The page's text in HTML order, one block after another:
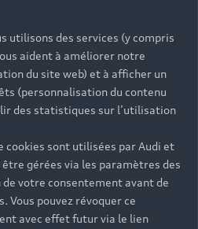
sur l’homologation
savoir plus
utilisons des services (y compris
aident à améliorer notre
du site web) et à afficher un
(personnalisation du contenu
des statistiques sur l’utilisation
cookies sont utilisées par Audi et
gérées via les paramètres des
de votre consentement avant de
Vous pouvez révoquer ce
avec effet futur via le lien